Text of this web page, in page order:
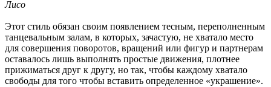
Лисо
Этот стиль обязан своим появлением тесным, переполненным
танцевальным залам, в которых, зачастую, не хватало место
для совершения поворотов, вращений или фигур и партнерам
оставалось лишь выполнять простые движения, плотнее
прижиматься друг к другу, но так, чтобы каждому хватало
свободы для того чтобы вставить определенное «украшение».